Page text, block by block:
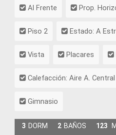
Al Frente Prop.
Piso 2 Estado: A
Vista Placares
Calefacción: Aire A. Central
Gimnasio
3 DORM 2 BAÑOS 123